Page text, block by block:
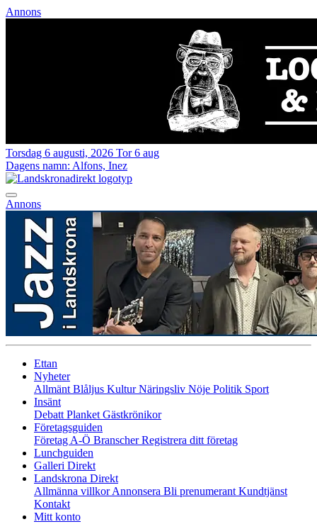
Annons
Torsdag 6 augusti, 2026 Tor 6 aug
Dagens namn: Alfons, Inez
Annons
Ettan
Nyheter
Allmänt Blåljus KulturNäringsliv Nöje Politik Sport
Insänt
Debatt Planket Gästkrönikor
Företagsguiden
Företag A-Ö BranscherRegistrera ditt företag
Lunchguiden
Galleri Direkt
Landskrona Direkt
Allmänna villkorAnnonsera Bli prenumerant Kundtjänst
Kontakt
Mitt konto